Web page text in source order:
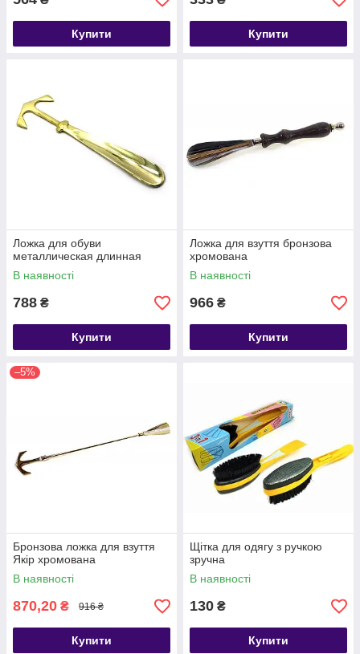
Купити Купити
Ложка для обуви
металлическая длинная
В наявності
788 ₴
Купити
Ложка для взуття бронзова
хромована
В наявності
966 ₴
Купити
–5%
Бронзова ложка для взуття
Якір хромована
В наявності
870,20 ₴ 916 ₴
Купити
Щітка для одягу з ручкою
зручна
В наявності
130 ₴
Купити